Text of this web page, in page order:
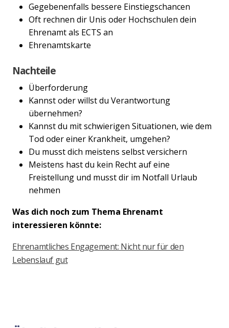
Gegebenenfalls bessere Einstiegschancen
Oft rechnen dir Unis oder Hochschulen dein
Ehrenamt als ECTS an
Ehrenamtskarte
Nachteile
Überforderung
Kannst oder willst du Verantwortung
übernehmen?
Kannst du mit schwierigen Situationen, wie dem
Tod oder einer Krankheit, umgehen?
Du musst dich meistens selbst versichern
Meistens hast du kein Recht auf eine
Freistellung und musst dir im Notfall Urlaub
nehmen
Was dich noch zum Thema Ehrenamt
interessieren könnte:
Ehrenamtliches Engagement: Nicht nur für den
Lebenslauf gut